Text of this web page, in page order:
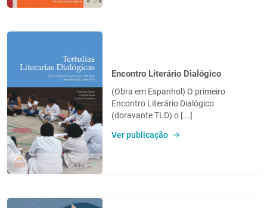
Encontro Literário Dialógico
(Obra em Espanhol) O primeiro
Encontro Literário Dialógico
(doravante TLD) o [...]
Ver publicação